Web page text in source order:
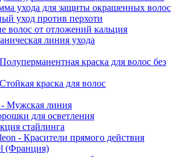
ухода для защиты окрашенных волос
уход против перхоти
волос от отложений кальция
линия ухода
краска для волос без
краска для волос
- Мужская линия
для осветления
стайлинга
- Красители прямого действия
(Франция)